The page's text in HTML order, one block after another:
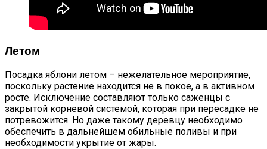
Летом
Посадка яблони летом – нежелательное мероприятие,
поскольку растение находится не в покое, а в активном
росте. Исключение составляют только саженцы с
закрытой корневой системой, которая при пересадке не
потревожится. Но даже такому деревцу необходимо
обеспечить в дальнейшем обильные поливы и при
необходимости укрытие от жары.